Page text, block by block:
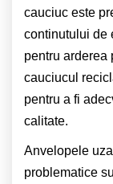
cauciuc este
continutului de
pentru arderea
cauciucul
pentru a fi
calitate.
Anvelopele
problematice